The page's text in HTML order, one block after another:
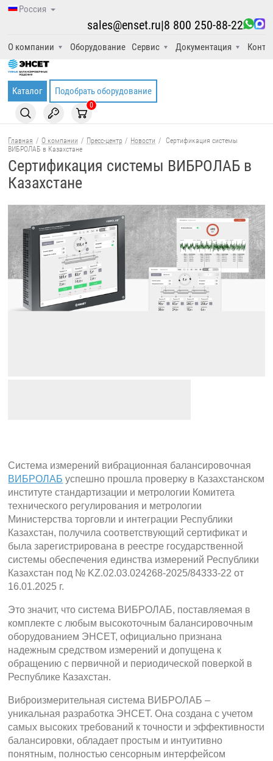
Россия
О компании Оборудование Сервис Документация
sales@enset.ru|8 800 250-88-22
Каталог Подобрать оборудование
0
Главная / О компании / Пресс-центр / Новости / Сертификация системы
ВИБРОЛАБ в Казахстане
Сертификация системы ВИБРОЛАБ в
Казахстане
Система измерений вибрационная балансировочная
ВИБРОЛАБ успешно прошла проверку в Казахстанском
институте стандартизации и метрологии Комитета
технического регулирования и метрологии
Министерства торговли и интеграции Республики
Казахстан, получила соответствующий сертификат и
была зарегистрирована в реестре государственной
системы обеспечения единства измерений Республики
Казахстан под № KZ.02.03.024268-2025/84333-22 от
16.01.2025 г.
Это значит, что система ВИБРОЛАБ, поставляемая в
комплекте с любым высокоточным балансировочным
оборудованием ЭНСЕТ, официально признана
надежным средством измерений и допущена к
обращению с первичной и периодической поверкой в
Республике Казахстан.
Виброизмерительная система ВИБРОЛАБ –
уникальная разработка ЭНСЕТ. Она создана с учетом
самых высоких требований к точности и эффективности
балансировки, обладает простым и интуитивно
понятным, полностью сенсорным интерфейсом